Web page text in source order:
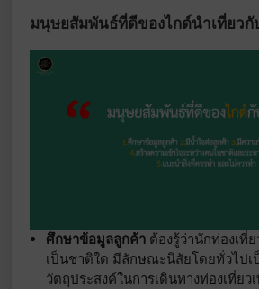
มนุษยสัมพันธ์ที่ดีของไกด์นำเที่ยวกั
ศึกษาข้อมูลลูกค้า ต้องรู้ว่านักท่องเที่
เป็นชาติใด มีลักษณะนิสัยโดยทั่วไปเ
วัตถุประสงค์ในการเดินทางท่องเที่ยว